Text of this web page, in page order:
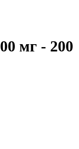
мг - 200